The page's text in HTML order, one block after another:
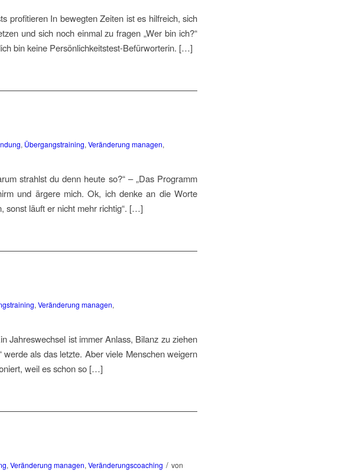
profitieren In bewegten Zeiten ist es hilfreich, sich
und sich noch einmal zu fragen „Wer bin ich?“
bin keine Persönlichkeitstest-Befürworterin. […]
, Übergangstraining, Veränderung managen,
strahlst du denn heute so?“ – „Das Programm
und ärgere mich. Ok, ich denke an die Worte
sonst läuft er nicht mehr richtig“. […]
, Veränderung managen,
Jahreswechsel ist immer Anlass, Bilanz zu ziehen
als das letzte. Aber viele Menschen weigern
weil es schon so […]
, Veränderung managen, Veränderungscoaching / von